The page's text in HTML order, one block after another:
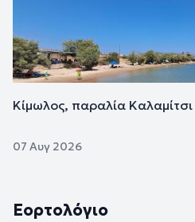
Κίμωλος, παραλία
07 Αυγ 2026
Εορτολόγιο